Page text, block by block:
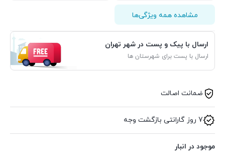
مشاهده همه ویژگی‌ها
ارسال با پیک و پست در شهر تهران
ارسال با پست برای شهرستان ها
ضمانت اصالت
7 روز گارانتی بازگشت وجه
موجود در انبار